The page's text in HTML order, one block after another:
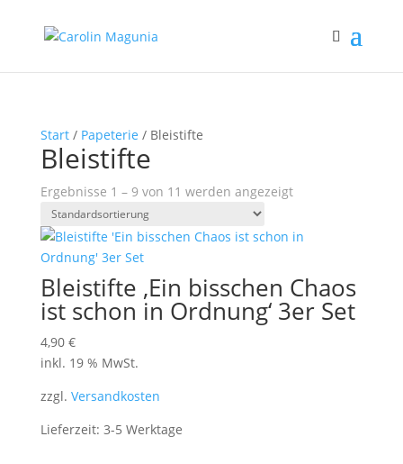
Start/ Papeterie / Bleistifte
Bleistifte
Ergebnisse 1 – 9 von 11 werden angezeigt
Bleistifte ‚Ein bisschen Chaos
ist schon in Ordnung‘ 3er Set
4,90 €
inkl. 19 % MwSt.
zzgl. Versandkosten
Lieferzeit: 3-5 Werktage